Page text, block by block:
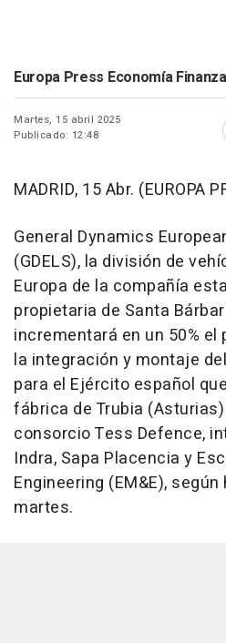
Europa Press Economía
Martes, 15 abril 2025
Publicado: 12:48
MADRID, 15 Abr. (EUROPA
General Dynamics
(GDELS), la división de
Europa de la compañía
propietaria de Santa
incrementará en un 50%
la integración y montaje
para el Ejército español
fábrica de Trubia
consorcio Tess Defence,
Indra, Sapa Placencia y
Engineering (EM&E),
martes.